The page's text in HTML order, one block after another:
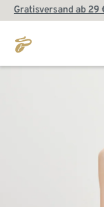
Gratisversand ab 29